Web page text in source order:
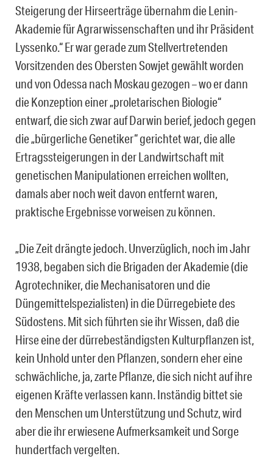
Steigerung der Hirseerträge übernahm die Lenin-
Akademie für Agrarwissenschaften und ihr Präsident
Lyssenko.“ Er war gerade zum Stellvertretenden
Vorsitzenden des Obersten Sowjet gewählt worden
und von Odessa nach Moskau gezogen – wo er dann
die Konzeption einer „proletarischen Biologie“
entwarf, die sich zwar auf Darwin berief, jedoch gegen
die „bürgerliche Genetiker“ gerichtet war, die alle
Ertragssteigerungen in der Landwirtschaft mit
genetischen Manipulationen erreichen wollten,
damals aber noch weit davon entfernt waren,
praktische Ergebnisse vorweisen zu können.
„Die Zeit drängte jedoch. Unverzüglich, noch im Jahr
1938, begaben sich die Brigaden der Akademie (die
Agrotechniker, die Mechanisatoren und die
Düngemittelspezialisten) in die Dürregebiete des
Südostens. Mit sich führten sie ihr Wissen, daß die
Hirse eine der dürrebeständigsten Kulturpflanzen ist,
kein Unhold unter den Pflanzen, sondern eher eine
schwächliche, ja, zarte Pflanze, die sich nicht auf ihre
eigenen Kräfte verlassen kann. Inständig bittet sie
den Menschen um Unterstützung und Schutz, wird
aber die ihr erwiesene Aufmerksamkeit und Sorge
hundertfach vergelten.